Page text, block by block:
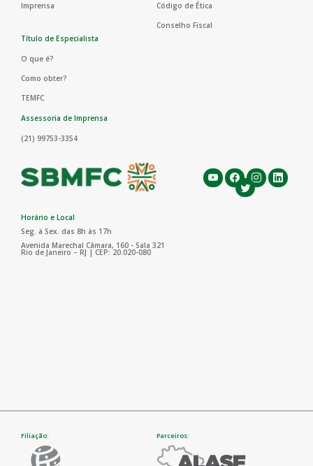
Imprensa
Código de Ética
Conselho Fiscal
Título de Especialista
O que é?
Como obter?
TEMFC
Assessoria de Imprensa
(21) 99753-3354
Horário e Local
Seg. à Sex. das 8h às 17h
Avenida Marechal Câmara, 160 - Sala 321
Rio de Janeiro – RJ | CEP: 20.020-080
Filiação: Parceiros: